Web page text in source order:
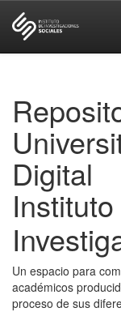
Digital
Un espacio para
académicos
proceso de sus